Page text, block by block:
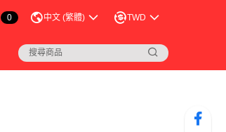
0 中文 (繁體) TWD